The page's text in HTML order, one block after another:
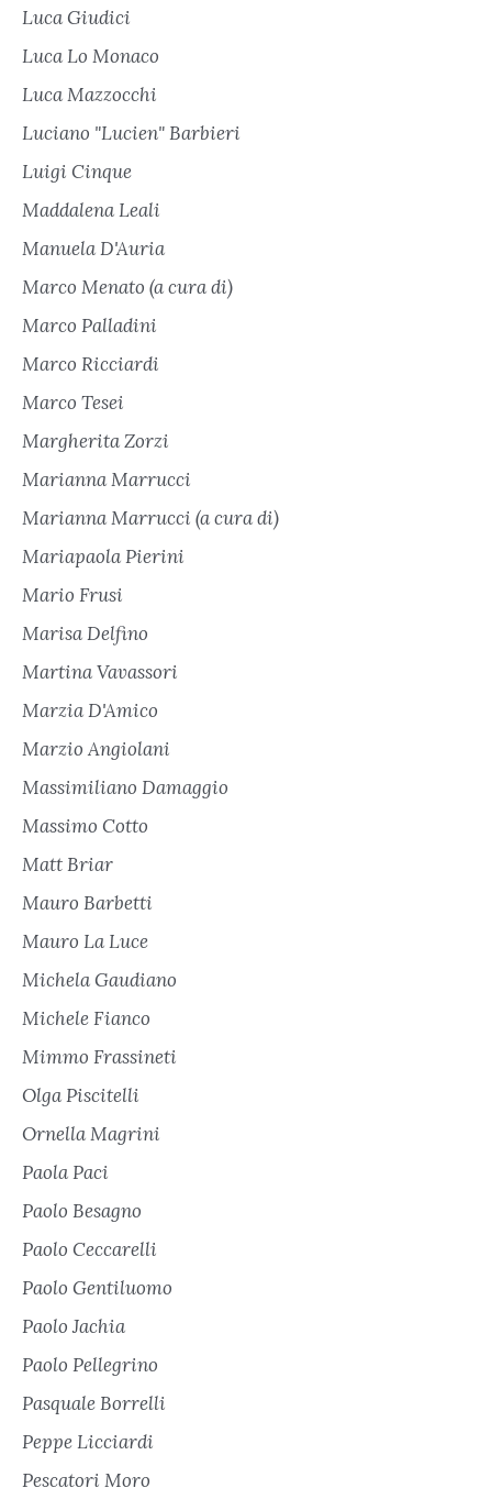
Luca Giudici
Luca Lo Monaco
Luca Mazzocchi
Luciano "Lucien" Barbieri
Luigi Cinque
Maddalena Leali
Manuela D'Auria
Marco Menato (a cura di)
Marco Palladini
Marco Ricciardi
Marco Tesei
Margherita Zorzi
Marianna Marrucci
Marianna Marrucci (a cura di)
Mariapaola Pierini
Mario Frusi
Marisa Delfino
Martina Vavassori
Marzia D'Amico
Marzio Angiolani
Massimiliano Damaggio
Massimo Cotto
Matt Briar
Mauro Barbetti
Mauro La Luce
Michela Gaudiano
Michele Fianco
Mimmo Frassineti
Olga Piscitelli
Ornella Magrini
Paola Paci
Paolo Besagno
Paolo Ceccarelli
Paolo Gentiluomo
Paolo Jachia
Paolo Pellegrino
Pasquale Borrelli
Peppe Licciardi
Pescatori Moro